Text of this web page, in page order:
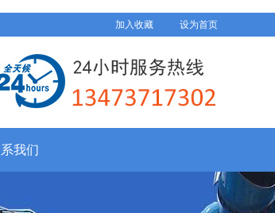
加入收藏 设为首页
我们